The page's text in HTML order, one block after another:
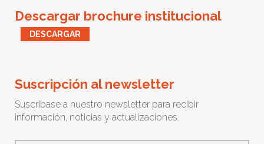
Descargar brochure institucional
DESCARGAR
Suscripción al newsletter
Suscribase a nuestro newsletter para recibir
información, noticias y actualizaciones.